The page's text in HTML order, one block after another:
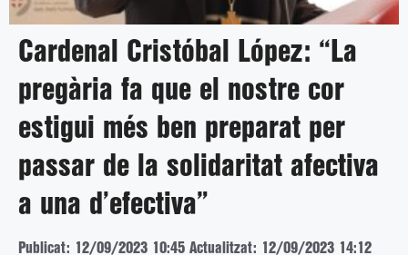
Cardenal Cristóbal López: “La
pregària fa que el nostre cor
estigui més ben preparat per
passar de la solidaritat afectiva
a una d’efectiva”
Publicat: 12/09/2023 10:45 Actualitzat: 12/09/2023 14:12